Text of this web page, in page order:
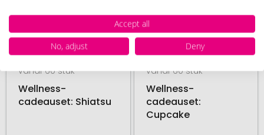
vanaf 60 stuk
Wellness-
cadeauset: Shiatsu
vanaf 60 stuk
Wellness-
cadeauset:
Cupcake
Accept all
No, adjust
Deny